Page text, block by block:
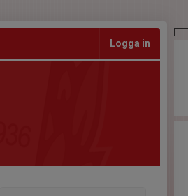
Logga in